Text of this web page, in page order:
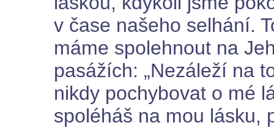
v čase našeho selhání.
máme spolehnout na
pasážích: „Nezáleží na
nikdy pochybovat o mé
spoléháš na mou lásku,